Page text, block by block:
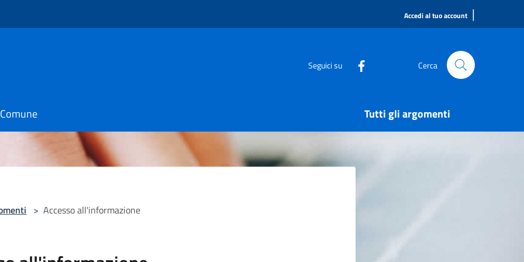
Accedi al tuo account |
Seguici su Cerca
Tutti gli argomenti
> Accesso all'informazione